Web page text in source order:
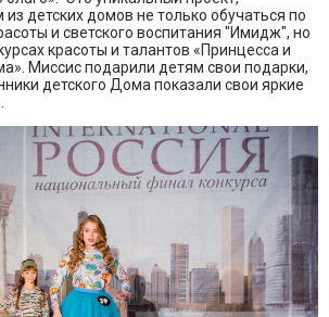
детских домов не только обучаться по
и светского воспитания "Имидж", но
красоты и талантов «Принцесса и
Миссис подарили детям свои подарки,
детского Дома показали свои яркие